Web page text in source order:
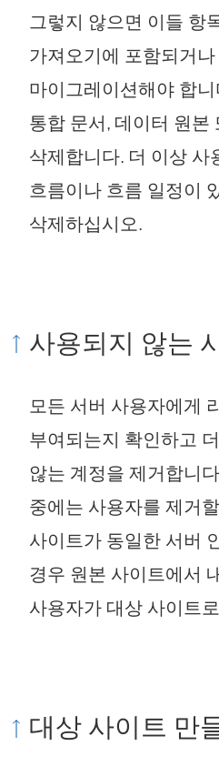
그렇지 않으면 이들 항
가져오기에 포함되거나
마이그레이션해야 합
통합 문서, 데이터 원본
삭제합니다. 더 이상 사
흐름이나 흐름 일정이
삭제하십시오.
사용되지 않는
모든 서버 사용자에게
부여되는지 확인하고
않는 계정을 제거합니
중에는 사용자를 제거
사이트가 동일한 서버
경우 원본 사이트에서
사용자가 대상 사이트
대상 사이트 만